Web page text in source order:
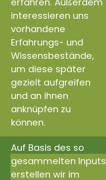
interessieren uns
vorhandene
Erfahrungs- und
Wissensbestände,
um diese später
gezielt aufgreifen
und an ihnen
anknüpfen zu
können.
Auf Basis des so
gesammelten Inputs
erstellen wir im